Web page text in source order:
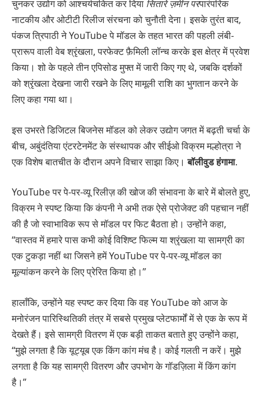
चुनकर उद्योग को आश्चर्यचकित कर दिया सितारे ज़मीन परपारंपरिक
नाटकीय और ओटीटी रिलीज संरचना को चुनौती देना। इसके तुरंत बाद,
पंकज त्रिपाठी ने YouTube पे मॉडल के तहत भारत की पहली लंबी-
प्रारूप वाली वेब श्रृंखला, परफेक्ट फ़ैमिली लॉन्च करके इस क्षेत्र में प्रवेश
किया। शो के पहले तीन एपिसोड मुफ्त में जारी किए गए थे, जबकि दर्शकों
को श्रृंखला देखना जारी रखने के लिए मामूली राशि का भुगतान करने के
लिए कहा गया था।
इस उभरते डिजिटल बिजनेस मॉडल को लेकर उद्योग जगत में बढ़ती चर्चा के
बीच, अबुंदंतिया एंटरटेनमेंट के संस्थापक और सीईओ विक्रम मल्होत्रा ​​ने
एक विशेष बातचीत के दौरान अपने विचार साझा किए।बॉलीवुड हंगामा.
YouTube पर पे-पर-व्यू रिलीज़ की खोज की संभावना के बारे में बोलते हुए,
विक्रम ने स्पष्ट किया कि कंपनी ने अभी तक ऐसे प्रोजेक्ट की पहचान नहीं
की है जो स्वाभाविक रूप से मॉडल पर फिट बैठता हो। उन्होंने कहा,
“वास्तव में हमारे पास कभी कोई विशिष्ट फिल्म या श्रृंखला या सामग्री का
एक टुकड़ा नहीं था जिसने हमें YouTube पर पे-पर-व्यू मॉडल का
मूल्यांकन करने के लिए प्रेरित किया हो।”
हालाँकि, उन्होंने यह स्पष्ट कर दिया कि वह YouTube को आज के
मनोरंजन पारिस्थितिकी तंत्र में सबसे प्रमुख प्लेटफार्मों में से एक के रूप में
देखते हैं। इसे सामग्री वितरण में एक बड़ी ताकत बताते हुए उन्होंने कहा,
“मुझे लगता है कि यूट्यूब एक किंग कांग मंच है। कोई गलती न करें। मुझे
लगता है कि यह सामग्री वितरण और उपभोग के गॉडज़िला में किंग कांग
है।”